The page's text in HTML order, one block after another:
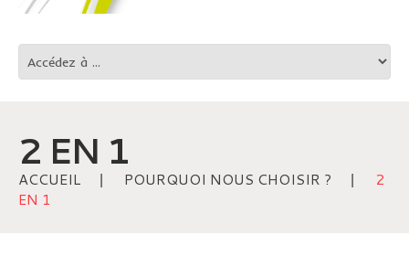
2 EN 1
ACCUEIL POURQUOI NOUS CHOISIR ?
2
EN 1